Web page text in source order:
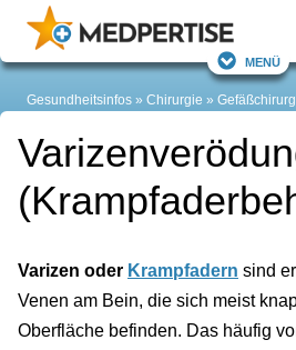
Menü
Gesundheitsinfos Chirurgie
Varizen oder Krampfadern sind
Venen am Bein, die sich meist
Oberfläche befinden. Das häufig